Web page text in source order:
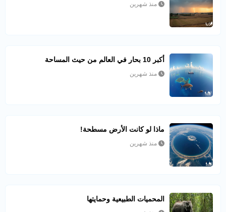
منذ شهرين
أكبر 10 بحار في العالم من حيث المساحة
منذ شهرين
ماذا لو كانت الأرض مسطحة!
منذ شهرين
المحميات الطبيعية وحمايتها